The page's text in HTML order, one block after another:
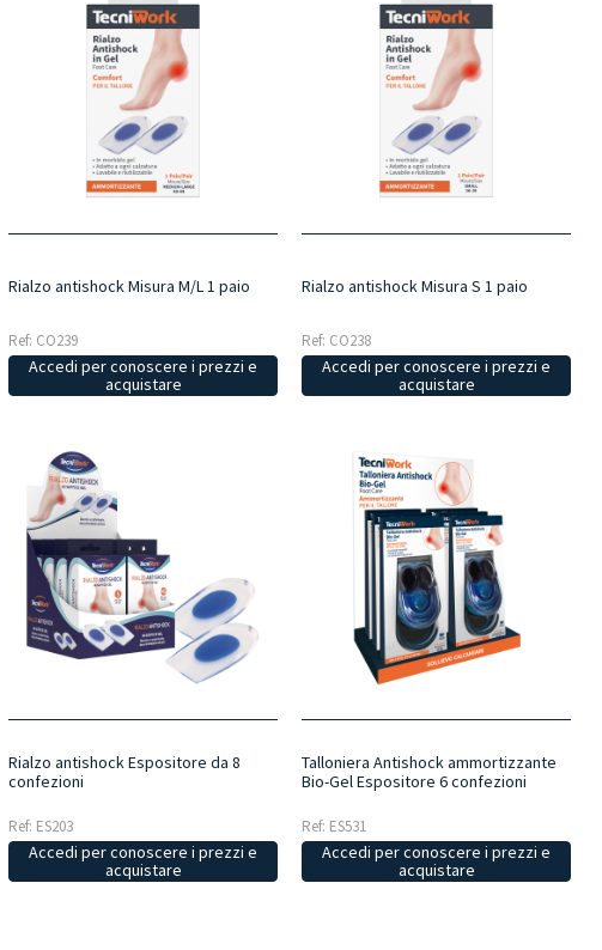
Rialzo antishock Misura M/L 1 paio
Ref: CO239
Accedi per conoscere i prezzi e
acquistare
Rialzo antishock Misura S 1 paio
Ref: CO238
Accedi per conoscere i prezzi e
acquistare
Rialzo antishock Espositore da 8
confezioni
Ref: ES203
Accedi per conoscere i prezzi e
acquistare
Talloniera Antishock ammortizzante
Bio-Gel Espositore 6 confezioni
Ref: ES531
Accedi per conoscere i prezzi e
acquistare